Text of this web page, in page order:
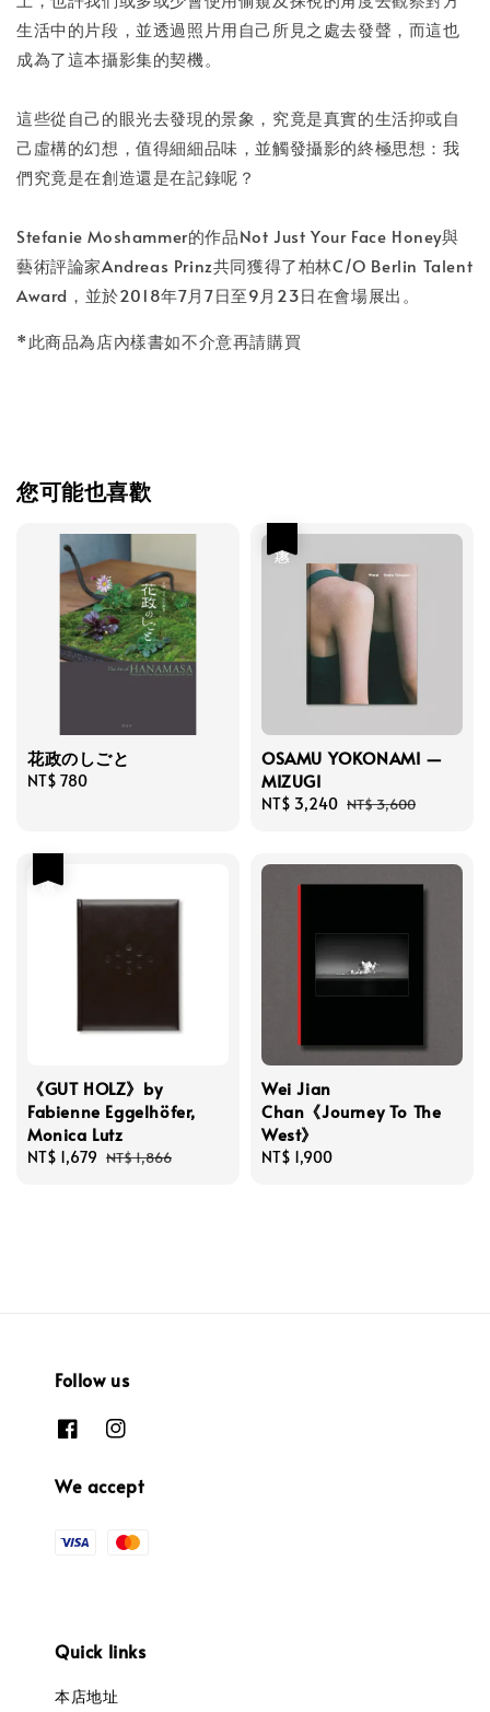
生活中的片段，並透過照片用自己所見之處去發聲，而這也
成為了這本攝影集的契機。
這些從自己的眼光去發現的景象，究竟是真實的生活抑或自
己虛構的幻想，值得細細品味，並觸發攝影的終極思想：我
們究竟是在創造還是在記錄呢？
Stefanie Moshammer的作品Not Just Your Face Honey與
藝術評論家Andreas Prinz共同獲得了柏林C/O Berlin Talent
Award，並於2018年7月7日至9月23日在會場展出。
*此商品為店內樣書如不介意再請購買
您可能也喜歡
花政のしごと
Regular
NT$ 780
OSAMU YOKONAMI —
MIZUGI
Sale
NT$ 3,240 Regular
NT$ 3,600
《GUT HOLZ》by
Fabienne Eggelhöfer,
Monica Lutz
Sale
NT$ 1,679 Regular
NT$ 1,866
Wei Jian
Chan《Journey To The
West》
Regular
NT$ 1,900
Follow us
We accept
Quick links
本店地址